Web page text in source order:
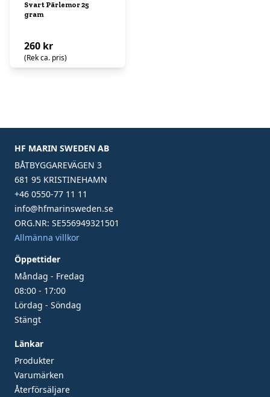
Svart Pärlemor 25
gram
260 kr
(Rek ca. pris)
HF MARIN SWEDEN AB
BÅTBYGGAREVÄGEN 3
681 95 KRISTINEHAMN
+46 0550-77 11 11
info@hfmarinsweden.se
ORG.NR: SE556949321501
Allmänna villkor
Öppettider
Måndag - Fredag
08:00 - 17:00
Lördag - Söndag
Stängt
Länkar
Produkter
Varumärken
Återförsäljare